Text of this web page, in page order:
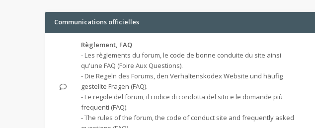
Communications officielles
Règlement, FAQ
- Les règlements du forum, le code de bonne conduite du site ainsi
qu'une FAQ (Foire Aux Questions).
- Die Regeln des Forums, den Verhaltenskodex Website und häufig
gestellte Fragen (FAQ).
- Le regole del forum, il codice di condotta del sito e le domande più
frequenti (FAQ).
- The rules of the forum, the code of conduct site and frequently asked